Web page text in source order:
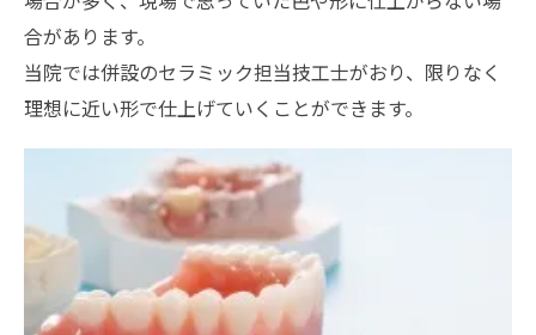
合があります。
当院では併設のセラミック担当技工士がおり、限りなく
理想に近い形で仕上げていくことができます。